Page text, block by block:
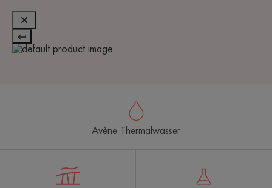
Avène Thermalwasser